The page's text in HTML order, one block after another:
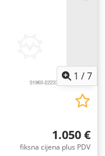
1 /7
1.050 €
fiksna cijena plus PDV